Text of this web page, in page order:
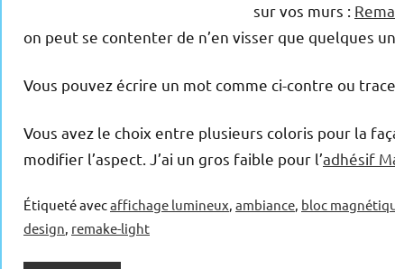
sur vos murs :
on peut se contenter de n’en visser que quelques
Vous pouvez écrire un mot comme ci-contre ou
Vous avez le choix entre plusieurs coloris pour la
modifier l’aspect. J’ai un gros faible pour l’adhésif
Étiqueté avecaffichage lumineux, ambiance, bloc
design, remake-light